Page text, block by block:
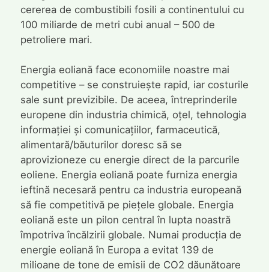
cererea de combustibili fosili a continentului cu
100 miliarde de metri cubi anual – 500 de
petroliere mari.
Energia eoliană face economiile noastre mai
competitive – se construiește rapid, iar costurile
sale sunt previzibile. De aceea, întreprinderile
europene din industria chimică, oțel, tehnologia
informației și comunicațiilor, farmaceutică,
alimentară/băuturilor doresc să se
aprovizioneze cu energie direct de la parcurile
eoliene. Energia eoliană poate furniza energia
ieftină necesară pentru ca industria europeană
să fie competitivă pe piețele globale. Energia
eoliană este un pilon central în lupta noastră
împotriva încălzirii globale. Numai producția de
energie eoliană în Europa a evitat 139 de
milioane de tone de emisii de CO2 dăunătoare